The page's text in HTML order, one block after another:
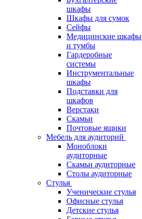
шкафы
Шкафы для сумок
Сейфы
Медицинские шкафы
и тумбы
Гардеробные
системы
Инструментальные
шкафы
Подставки для
шкафов
Верстаки
Скамьи
Почтовые ящики
Мебель для аудиторий
Моноблоки
аудиторные
Скамьи аудиторные
Столы аудиторные
Стулья
Ученические стулья
Офисные стулья
Детские стулья